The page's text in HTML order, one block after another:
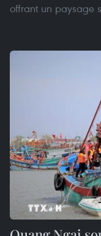
offrant un paysage